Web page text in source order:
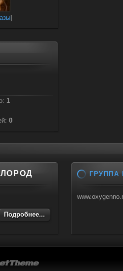
]
1
0
Подробнее...
ГРУППА